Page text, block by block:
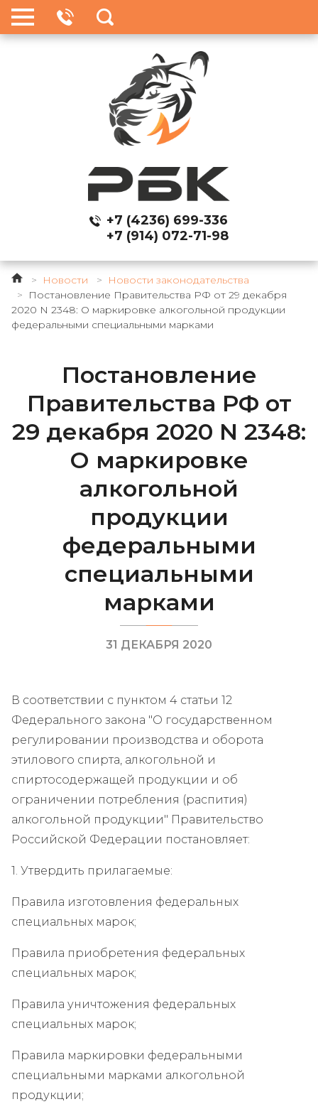
+7 (4236) 699-336
+7 (914) 072-71-98
> Новости >
Новости законодательства
>
Постановление Правительства РФ от 29 декабря
2020 N 2348: О маркировке алкогольной продукции
федеральными специальными марками
Постановление
Правительства РФ от
29 декабря 2020 N 2348:
О маркировке
алкогольной
продукции
федеральными
специальными
марками
31 ДЕКАБРЯ 2020
В соответствии с пунктом 4 статьи 12
Федерального закона "О государственном
регулировании производства и оборота
этилового спирта, алкогольной и
спиртосодержащей продукции и об
ограничении потребления (распития)
алкогольной продукции" Правительство
Российской Федерации постановляет:
1. Утвердить прилагаемые:
Правила изготовления федеральных
специальных марок;
Правила приобретения федеральных
специальных марок;
Правила уничтожения федеральных
специальных марок;
Правила маркировки федеральными
специальными марками алкогольной
продукции;